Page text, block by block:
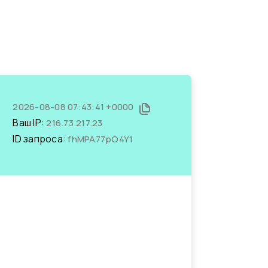
2026-08-08 07:43:41 +0000
Ваш IP:216.73.217.23
ID запроса:fhMPA77pO4Y1